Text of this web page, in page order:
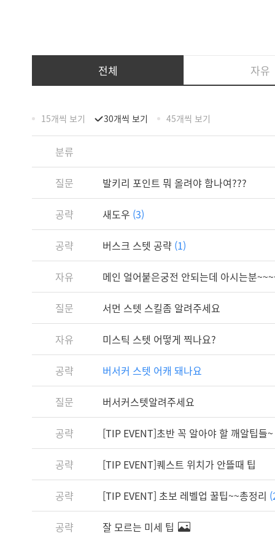
전체 자유
15개씩 보기 30개씩 보기 45개씩 보기
분류
질문 발키리 포인트 뭐 올려야 함나여???
공략 새도우 (3)
공략 버스크 스텟 공략 (1)
자유 메인 얼어붙은궁전 안되는데 아시는분
질문 서먼 스텟 스킬좀 알려주세요
자유 미스틱 스텟 어떻게 찍나요?
공략 버서커 스텟 어캐 돼나요
질문 버서커스텟알려주세요
공략 [TIP EVENT]초반 꼭 알아야 할 깨알팁들~
공략 [TIP EVENT]퀘스트 위치가 안뜰때 팁
공략 [TIP EVENT] 초보 레벨업 꿀팁~~총정리
공략 잘 모르는 미세 팁